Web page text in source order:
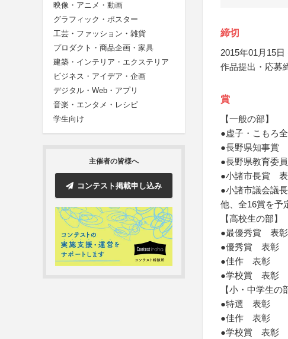
映像・アニメ・動画
グラフィック・ポスター
工芸・ファッション・雑貨
プロダクト・商品企画・家具
建築・インテリア・エクステリア
ビジネス・アイデア・企画
デジタル・Web・アプリ
音楽・エンタメ・レシピ
学生向け
主催者の皆様へ
コンテスト掲載申し込み
締切
2015年01月15日
作品提出・応募
賞
【一般の部】
●虚子・こもろ
●長野県知事賞
●長野県教育委
●小諸市長賞
●小諸市議会議
他、全16賞を予
【高校生の部】
●最優秀賞 表彰
●優秀賞 表彰
●佳作 表彰
●学校賞 表彰
【小・中学生の
●特選 表彰
●佳作 表彰
●学校賞 表彰